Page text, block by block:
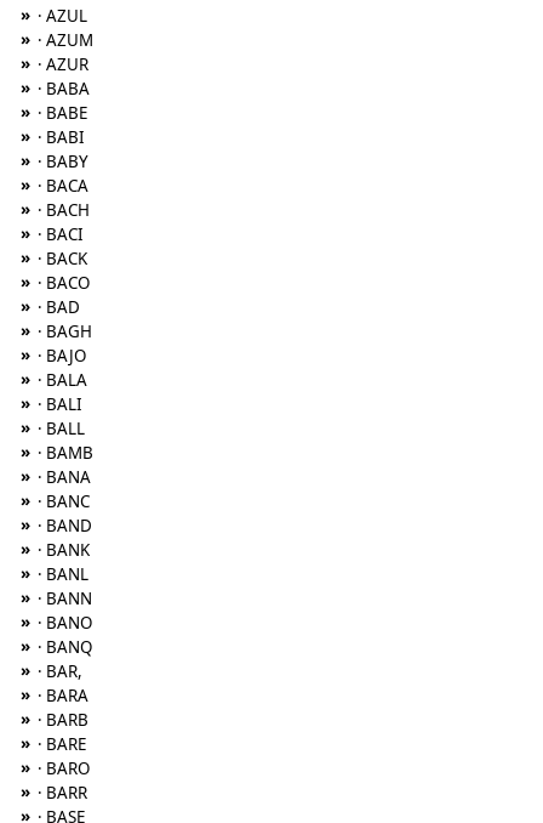
» · AZUL
» · AZUM
» · AZUR
» · BABA
» · BABE
» · BABI
» · BABY
» · BACA
» · BACH
» · BACI
» · BACK
» · BACO
» · BAD
» · BAGH
» · BAJO
» · BALA
» · BALI
» · BALL
» · BAMB
» · BANA
» · BANC
» · BAND
» · BANK
» · BANL
» · BANN
» · BANO
» · BANQ
» · BAR,
» · BARA
» · BARB
» · BARE
» · BARO
» · BARR
» · BASE